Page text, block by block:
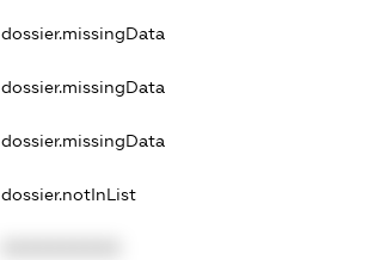
dossier.missingData
dossier.missingData
dossier.missingData
dossier.notInList